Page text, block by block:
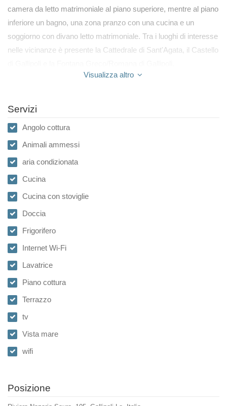
camera da letto matrimoniale al piano superiore, mentre al piano
inferiore un bagno, una zona pranzo con una cucina e un
soggiorno con divano letto matrimoniale. Tra i luoghi di interesse
nelle vicinanze è presente la Cattedrale di Sant'Agata, il Castello
Visualizza altro
Servizi
Angolo cottura
Animali ammessi
aria condizionata
Cucina
Cucina con stoviglie
Doccia
Frigorifero
Internet Wi-Fi
Lavatrice
Piano cottura
Terrazzo
tv
Vista mare
wifi
Posizione